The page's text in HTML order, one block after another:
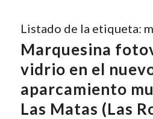
Listado de la etiqueta:
Marquesina
vidrio en el
aparcamiento
Las Matas (Las